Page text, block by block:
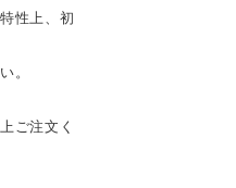
性上、初
。
ご注文く